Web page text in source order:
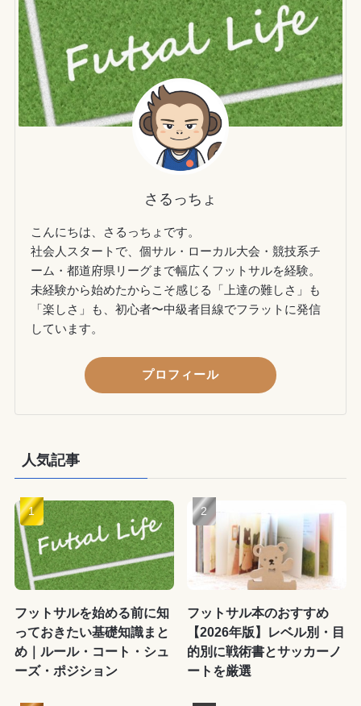
さるっちょ
こんにちは、さるっちょです。
社会人スタートで、個サル・ローカル大会・競技系チ
ーム・都道府県リーグまで幅広くフットサルを経験。
未経験から始めたからこそ感じる「上達の難しさ」も
「楽しさ」も、初心者〜中級者目線でフラットに発信
しています。
プロフィール
人気記事
フットサルを始める前に知
っておきたい基礎知識まと
め｜ルール・コート・シュ
ーズ・ポジション
フットサル本のおすすめ
【2026年版】レベル別・目
的別に戦術書とサッカーノ
ートを厳選